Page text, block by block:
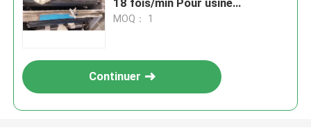
18 fois/min Pour usine
alimentaire
MOQ： 1
Continuer